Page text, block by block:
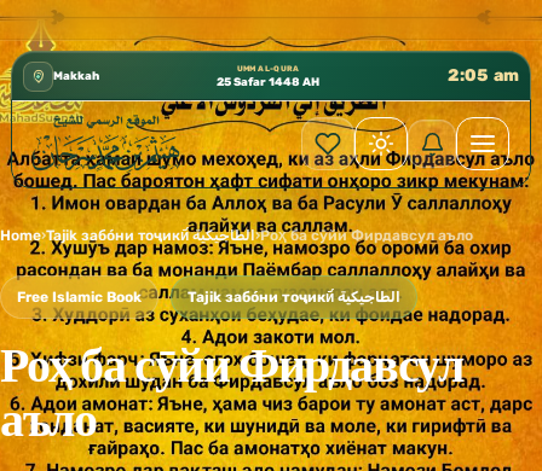
كتب الشيخ هيثم سرحان حفظه الله متوفرة مجانًا في ✦
Makkah
UMM AL-QURA
25 Safar 1448 AH 2:05 am
Home› Tajik забо́ни тоҷикӣ́ الطاجيكية ›Роҳ ба сӯйи Фирдавсул аъло
Free Islamic Book Tajik забо́ни тоҷикӣ́ الطاجيكية
Роҳ ба сӯйи Фирдавсул
аъло